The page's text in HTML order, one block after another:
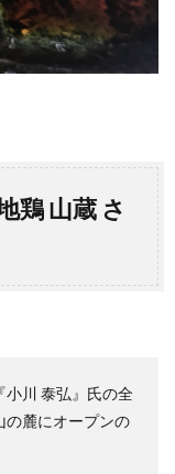
鶏 山蔵 さ
小川 泰弘』氏の全
の麓にオープンの